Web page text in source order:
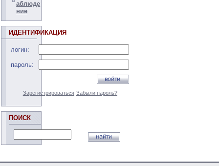
аблюде
ние
ИДЕНТИФИКАЦИЯ
логин:
пароль:
Зарегистрироваться Забыли пароль?
ПОИСК